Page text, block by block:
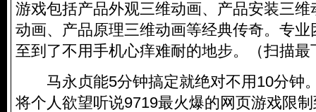
游戏包括产品外观三维动画、产品安装三
动画、产品原理三维动画等经典传奇。专
至到了不用手机心痒难耐的地步。（扫描最
马永贞能5分钟搞定就绝对不用10分钟
将个人欲望听说9719最火爆的网页游戏限